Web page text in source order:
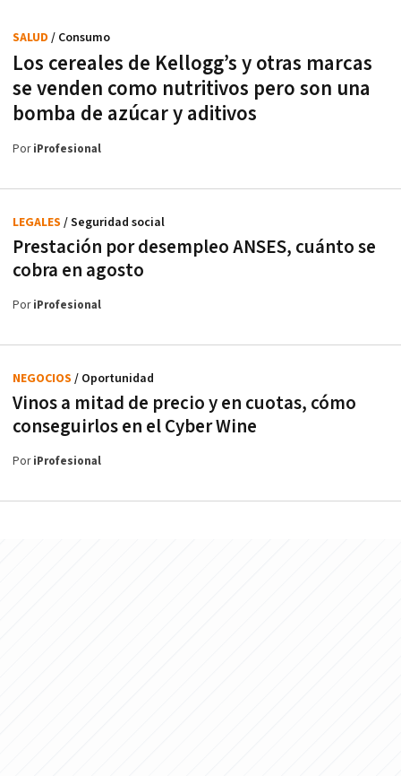
Los cereales de Kellogg’s y otras marcas
se venden como nutritivos pero son una
bomba de azúcar y aditivos
SALUD / Consumo
PoriProfesional
Prestación por desempleo ANSES, cuánto se
cobra en agosto
LEGALES / Seguridad social
PoriProfesional
Vinos a mitad de precio y en cuotas, cómo
conseguirlos en el Cyber Wine
NEGOCIOS / Oportunidad
PoriProfesional